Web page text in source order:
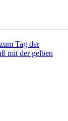
Tag der
mit der gelben